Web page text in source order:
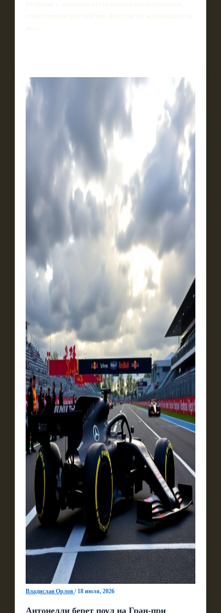
Впервые с момента отстранения отечественных
спортсменов российские фигуристы возвращаются
Владислав Орлов/ 18 июля, 2026
Антонелли берет поул на Гран‑при